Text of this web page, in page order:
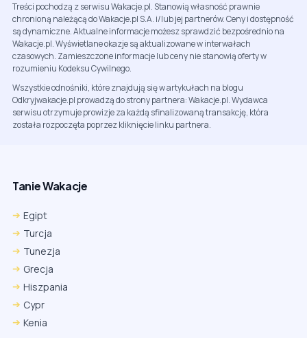
Treści pochodzą z serwisu Wakacje.pl. Stanowią własność prawnie
chronioną należącą do Wakacje.pl S.A. i/lub jej partnerów. Ceny i dostępność
są dynamiczne. Aktualne informacje możesz sprawdzić bezpośrednio na
Wakacje.pl. Wyświetlane okazje są aktualizowane w interwałach
czasowych. Zamieszczone informacje lub ceny nie stanowią oferty w
rozumieniu Kodeksu Cywilnego.
Wszystkie odnośniki, które znajdują się w artykułach na blogu
Odkryjwakacje.pl prowadzą do strony partnera: Wakacje.pl. Wydawca
serwisu otrzymuje prowizje za każdą sfinalizowaną transakcję, która
została rozpoczęta poprzez kliknięcie linku partnera.
Tanie Wakacje
Egipt
Turcja
Tunezja
Grecja
Hiszpania
Cypr
Kenia